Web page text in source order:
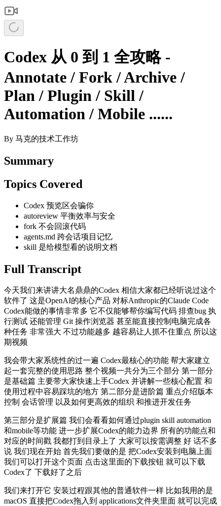
Codex 从 0 到 1 全攻略 -
Annotate / Fork / Archive /
Plan / Plugin / Skill /
Automation / Mobile ......
By 马克的技术工作坊
Summary
Topics Covered
Codex 预览区会骗你
autoreview 平衡效率与安全
fork 不会回滚代码
agents.md 跨会话项目记忆
skill 是给模型看的说明文档
Full Transcript
今天我们来讲讲大名鼎鼎的Codex 相信大家都已经听说过这个
软件了 这是OpenAI的核心产品 对标Anthropic的Claude Code
Codex能做的事情非常多 它不仅能够帮你编写代码 排查bug 执
行测试 还能管理 Git 操作浏览器 甚至能直接控制电脑完成各
种任务 非常强大 不过功能越多 越容易让人抓不住重点 所以这
期视频
我会带大家系统性的过一遍 Codex最核心的功能 帮大家建立
起一套完整的使用思路 整个视频一共分为三个部分 第一部分
是基础篇 主要带大家快速上手Codex 并讲解一些核心配置 和
使用过程中容易踩坑的地方 第二部分是进阶篇 重点介绍版本
控制 会话管理 以及如何更高效的组织 和推进开发任务
第三部分是扩展篇 我们会看看如何通过plugin skill automation
和mobile等功能 进一步扩展Codex的能力边界 所有的功能点和
对应的时间戳 我都打到目录上了 大家可以按需调整 好 话不多
说 我们现在开始 首先我们要做的是 把Codex安装到电脑上面
我们可以打开这个页面 点击这里面的下载按钮 就可以下载
Codex了 下载好了之后
我们来打开它 安装过程跟其他的普通软件一样 比如我用的是
macOS 直接把Codex拖入到 applications文件夹里面 就可以完成